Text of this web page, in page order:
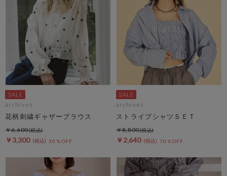
archives
花柄刺繍ギャザーブラウス
￥3,300 50％OFF
￥6,600
archives
ストライプシャツＳＥＴ
￥2,640 70％OFF
￥8,800